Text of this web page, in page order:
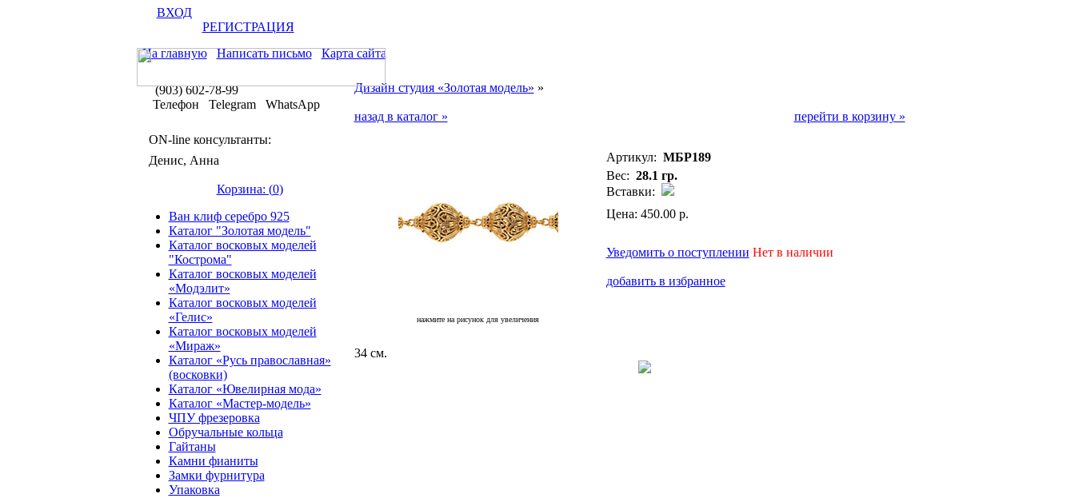
ВХОД
РЕГИСТРАЦИЯ
На главную
Написать письмо Карта сайта
(903) 602-78-99
Телефон Telegram WhatsApp
ON-line консультанты:
Денис, Анна
Корзина: (0)
Ван клиф серебро 925
Каталог "Золотая модель"
Каталог восковых моделей
"Кострома"
Каталог восковых моделей
«Модэлит»
Каталог восковых моделей
«Гелис»
Каталог восковых моделей
«Мираж»
Каталог «Русь православная»
(восковки)
Каталог «Ювелирная мода»
Каталог «Мастер-модель»
ЧПУ фрезеровка
Обручальные кольца
Гайтаны
Камни фианиты
Замки фурнитура
Упаковка
Дизайн студия «Золотая модель» »
назад в каталог » перейти в корзину »
нажмите на рисунок для увеличения
Артикул: МБР189
Вес: 28.1 гр.
Вставки:
Цена: 450.00 р.
Уведомить о поступлении Нет в наличии
добавить в избранное
34 см.